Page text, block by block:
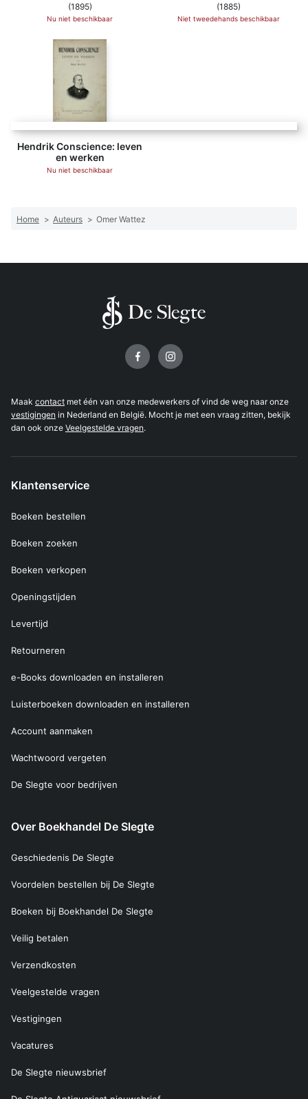
(1895)
Nu niet beschikbaar
(1885)
Niet tweedehands beschikbaar
Hendrik Conscience: leven
en werken
Nu niet beschikbaar
Home > Auteurs > Omer Wattez
Maak contact met één van onze medewerkers of vind de weg naar onze
vestigingen in Nederland en België. Mocht je met een vraag zitten, bekijk
dan ook onze Veelgestelde vragen.
Klantenservice
Boeken bestellen
Boeken zoeken
Boeken verkopen
Openingstijden
Levertijd
Retourneren
e-Books downloaden en installeren
Luisterboeken downloaden en installeren
Account aanmaken
Wachtwoord vergeten
De Slegte voor bedrijven
Over Boekhandel De Slegte
Geschiedenis De Slegte
Voordelen bestellen bij De Slegte
Boeken bij Boekhandel De Slegte
Veilig betalen
Verzendkosten
Veelgestelde vragen
Vestigingen
Vacatures
De Slegte nieuwsbrief